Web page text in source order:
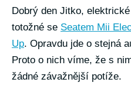
Dobrý den Jitko, elektrické
totožné se Seatem Mii
Up. Opravdu jde o stejná
Proto o nich víme, že s
žádné závažnější potíže.